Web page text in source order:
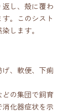
し、殻に覆わ
。このシスト
します。
、軟便、下痢
の集団で飼育
化器症状を示